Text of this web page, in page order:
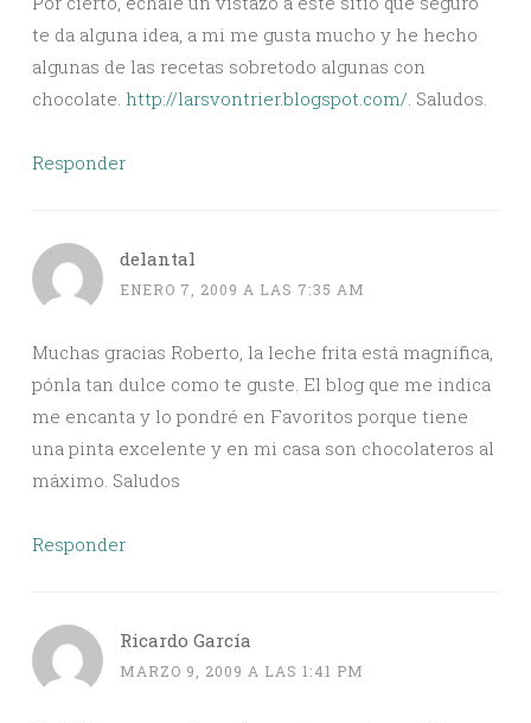
te da alguna idea, a mi me gusta mucho y he hecho
algunas de las recetas sobretodo algunas con
chocolate. http://larsvontrier.blogspot.com/ . Saludos.
Responder
delantal
ENERO 7, 2009 A LAS 7:35 AM
Muchas gracias Roberto, la leche frita está magnífica,
pónla tan dulce como te guste. El blog que me indica
me encanta y lo pondré en Favoritos porque tiene
una pinta excelente y en mi casa son chocolateros al
máximo. Saludos
Responder
Ricardo García
MARZO 9, 2009 A LAS 1:41 PM